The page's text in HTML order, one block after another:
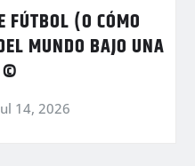
(O CÓMO
MUNDO BAJO UNA
©
14, 2026